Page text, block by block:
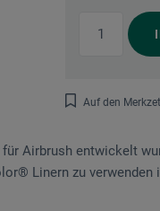
Auf den
Airbrush entwickelt
Linern zu